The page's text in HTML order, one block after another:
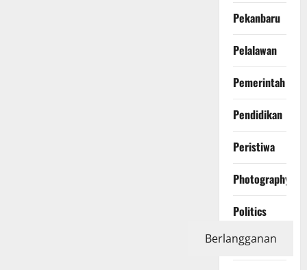
Pekanbaru
Pelalawan
Pemerintah
Pendidikan
Peristiwa
Photography
Politics
Polri
Berlangganan